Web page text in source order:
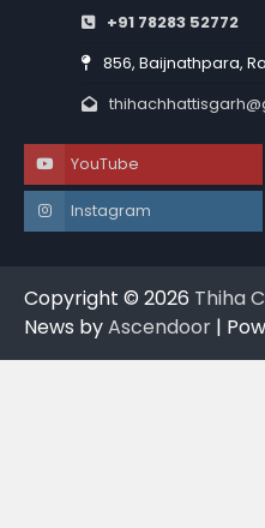
+91 78283 52772
856, Baijnathpara,
YouTube
Instagram
Copyright © 2026 Thiha
News byAscendoor |